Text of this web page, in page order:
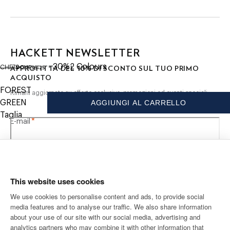
This website uses cookies
We use cookies to personalise content and ads, to provide social
media features and to analyse our traffic. We also share information
about your use of our site with our social media, advertising and
analytics partners who may combine it with other information that
Non Lavare Con Candeggina
Non Asciugare A Macchina
Stirare A Ferro Caldo, Max. 150c
Non Lavare A Secco
COMPOSIZIONE
CHF79
original price CHF79
CHF55.25
current price CHF55.25
- 30%2 Colours
FOREST
GREEN
Taglia
AGGIUNGI AL CARRELLO
HACKETT NEWSLETTER
APPROFITTA DEL10%DI SCONTO SUL TUO PRIMO
ACQUISTO
Rimani aggiornato su offerte esclusive, promozioni ed eventi speciali.
E-mail *
SPEDIZIONE A
Svizzera Cambia
LANGUAGE